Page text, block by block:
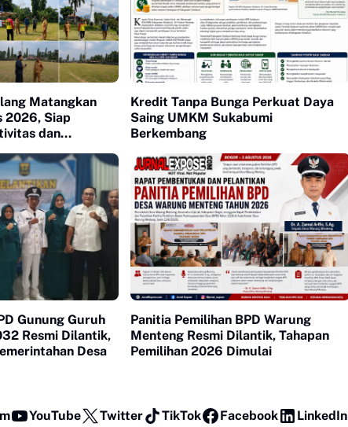
Matangkan
2026, Siap
dan
Kredit Tanpa Bunga Perkuat Daya
Saing UMKM Sukabumi
Berkembang
Gunung Guruh
Resmi Dilantik,
Desa
Panitia Pemilihan BPD Warung
Menteng Resmi Dilantik, Tahapan
Pemilihan 2026 Dimulai
YouTube Twitter TikTok Facebook LinkedIn